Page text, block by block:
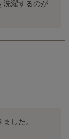
洗濯するのが
した。